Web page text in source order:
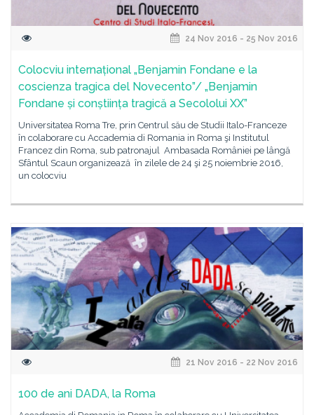
24 Nov 2016 - 25 Nov 2016
Colocviu internațional „Benjamin Fondane e la
coscienza tragica del Novecento”/ „Benjamin
Fondane și conștiința tragică a Secololui XX”
Universitatea Roma Tre, prin Centrul său de Studii Italo-Franceze
în colaborare cu Accademia di Romania in Roma şi Institutul
Francez din Roma, sub patronajul Ambasada României pe lângă
Sfântul Scaun organizează în zilele de 24 şi 25 noiembrie 2016,
un colocviu
21 Nov 2016 - 22 Nov 2016
100 de ani DADA, la Roma